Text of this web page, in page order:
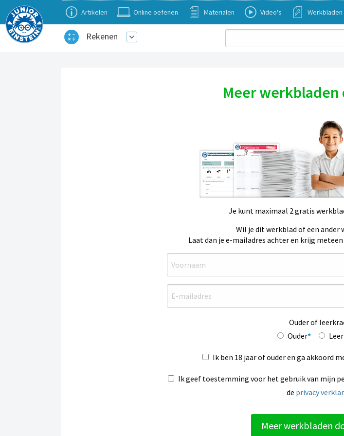
Artikelen Online oefenen Materialen Video's Werkbladen
Rekenen
Meer
Je kunt maximaal 2 gratis
Wil je dit werkblad of een ander
Laat dan je e-mailadres achter en krijg
Ouder of
Ouder
Ik ben 18 jaar of ouder en ga akkoord
Ik geef toestemming voor het gebruik van mijn
de privacy